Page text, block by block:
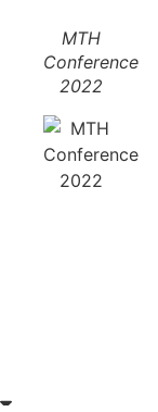
MTH
Conference
2022